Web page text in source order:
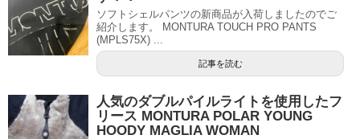
ソフトシェルパンツの新商品が入荷しましたのでご
紹介します。 MONTURA TOUCH PRO PANTS
(MPLS75X) ...
記事を読む
人気のダブルパイルライトを使用したフ
リース MONTURA POLAR YOUNG
HOODY MAGLIA WOMAN